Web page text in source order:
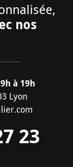
nos
à 19h
Lyon
23